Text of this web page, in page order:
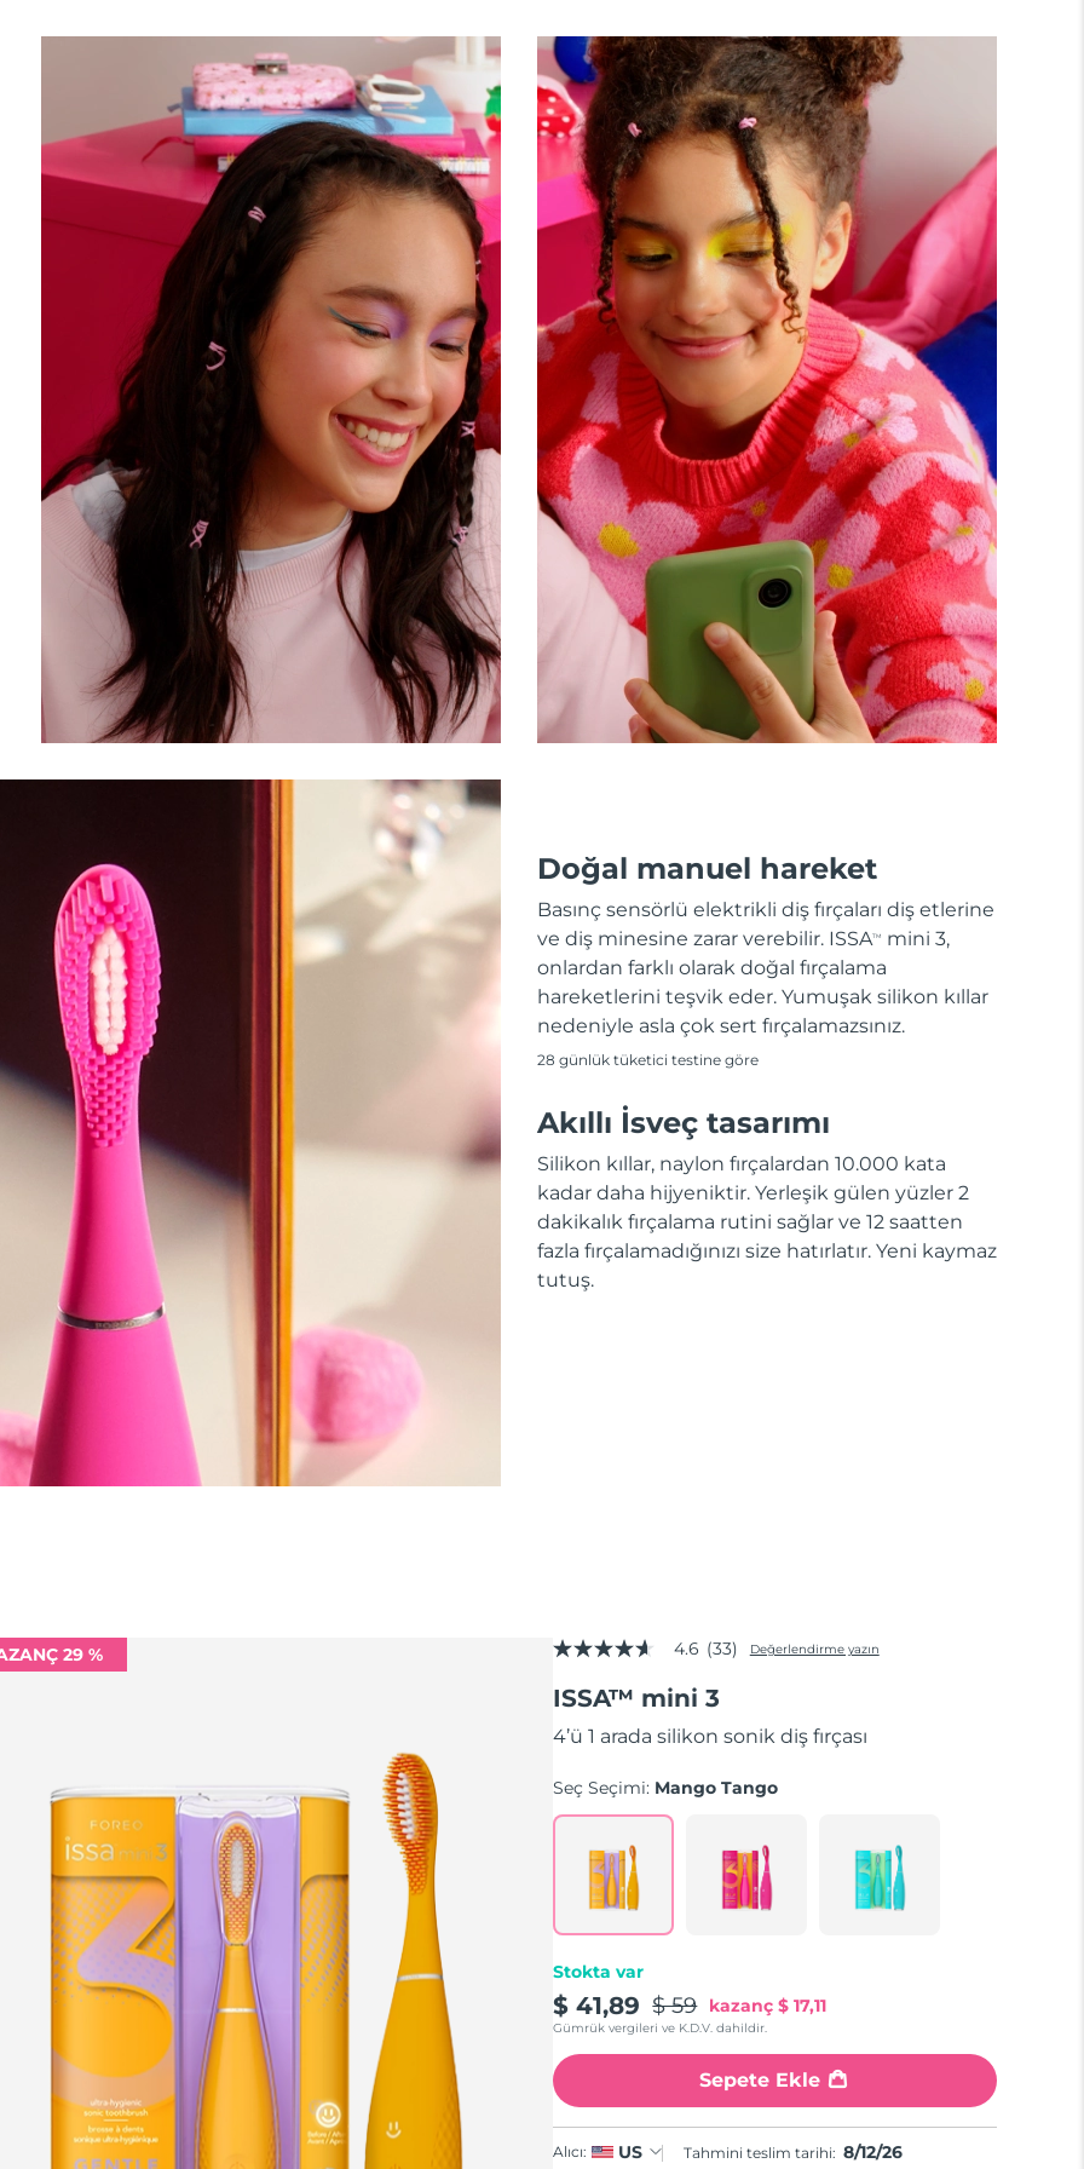
Doğal manuel hareket
Basınç sensörlü elektrikli diş fırçaları diş etlerine
ve diş minesine zarar verebilir. ISSATM
mini 3,
onlardan farklı olarak doğal fırçalama
hareketlerini teşvik eder. Yumuşak silikon kıllar
nedeniyle asla çok sert fırçalamazsınız.
28 günlük tüketici testine göre
Akıllı İsveç tasarımı
Silikon kıllar, naylon fırçalardan 10.000 kata
kadar daha hijyeniktir. Yerleşik gülen yüzler 2
dakikalık fırçalama rutini sağlar ve 12 saatten
fazla fırçalamadığınızı size hatırlatır. Yeni kaymaz
tutuş.
29 %
5
4.6
yıldız,
ortalama
Read
33
Aynı
sayfa
bağlantısı.
4.6 (33) Değerlendirme yazın
ISSA™ mini 3
4’ü 1 arada silikon sonik diş fırçası
Seç Seçimi: Mango Tango
Stokta var
$ 41,89 $ 59 kazanç $ 17,11
Gümrük vergileri ve K.D.V. dahildir.
Sepete Ekle
Alıcı: US Tahmini teslim tarihi: 8/12/26